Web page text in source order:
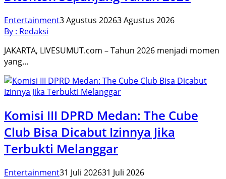
Entertainment3 Agustus 20263 Agustus 2026
By : Redaksi
JAKARTA, LIVESUMUT.com – Tahun 2026 menjadi momen
yang…
Komisi III DPRD Medan: The Cube
Club Bisa Dicabut Izinnya Jika
Terbukti Melanggar
Entertainment31 Juli 202631 Juli 2026